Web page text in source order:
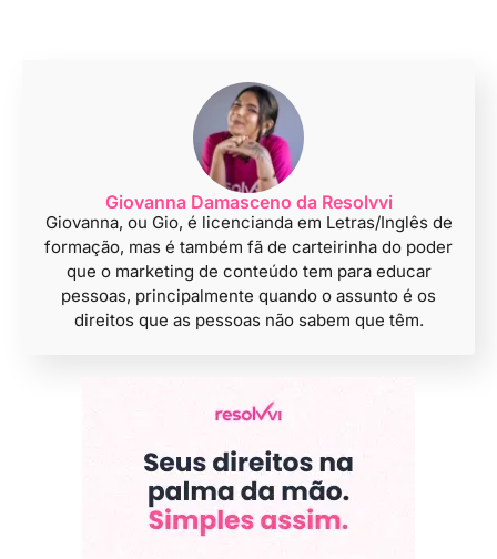
Giovanna Damasceno da Resolvvi
Giovanna, ou Gio, é licencianda em Letras/Inglês de
formação, mas é também fã de carteirinha do poder
que o marketing de conteúdo tem para educar
pessoas, principalmente quando o assunto é os
direitos que as pessoas não sabem que têm.